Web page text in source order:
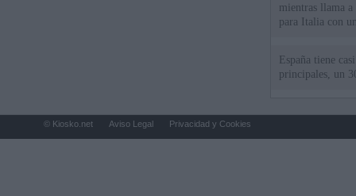
mientras llama
para Italia con
España tiene
principales, un
© Kiosko.net Aviso Legal Privacidad y Cookies